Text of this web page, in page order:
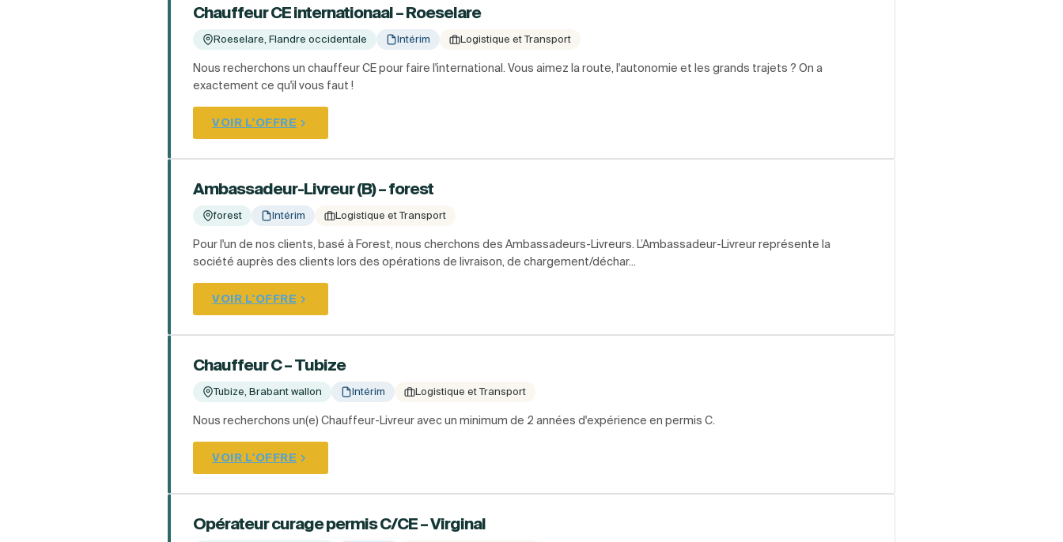
Chauffeur CE internationaal – Roeselare
Roeselare, Flandre occidentale Intérim Logistique et Transport
Nous recherchons un chauffeur CE pour faire l'international. Vous aimez la route, l'autonomie et les grands trajets ? On a
exactement ce qu'il vous faut !
VOIR L'OFFRE
Ambassadeur-Livreur (B) – forest
forest Intérim Logistique et Transport
Pour l'un de nos clients, basé à Forest, nous cherchons des Ambassadeurs-Livreurs. L’Ambassadeur-Livreur représente la
société auprès des clients lors des opérations de livraison, de chargement/déchar...
VOIR L'OFFRE
Chauffeur C – Tubize
Tubize, Brabant wallon Intérim Logistique et Transport
Nous recherchons un(e) Chauffeur-Livreur avec un minimum de 2 années d'expérience en permis C.
VOIR L'OFFRE
Opérateur curage permis C/CE – Virginal